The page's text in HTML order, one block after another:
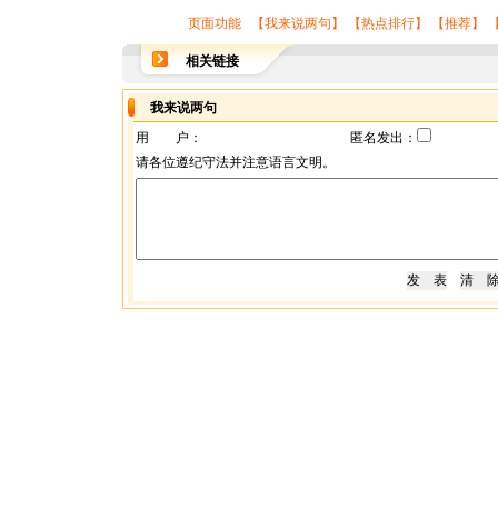
页面功能 【我来说两句 】 【热点排行】 【推荐】
相关链接
我来说两句
用 户：
匿名发出：
请各位遵纪守法并注意语言文明。